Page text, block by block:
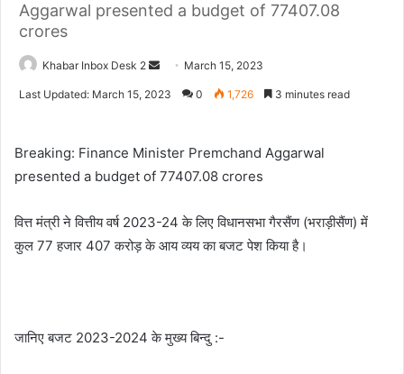
Aggarwal presented a budget of 77407.08
crores
Khabar Inbox Desk 2
Send March 15, 2023
Last Updated: March 15, 2023 0 1,726 3 minutes read
Breaking: Finance Minister Premchand Aggarwal
presented a budget of 77407.08 crores
वित्त मंत्री ने वित्तीय वर्ष 2023-24 के लिए विधानसभा गैरसैंण (भराड़ीसैंण) में
कुल 77 हजार 407 करोड़ के आय व्यय का बजट पेश किया है।
जानिए बजट 2023-2024 के मुख्य बिन्दु :-